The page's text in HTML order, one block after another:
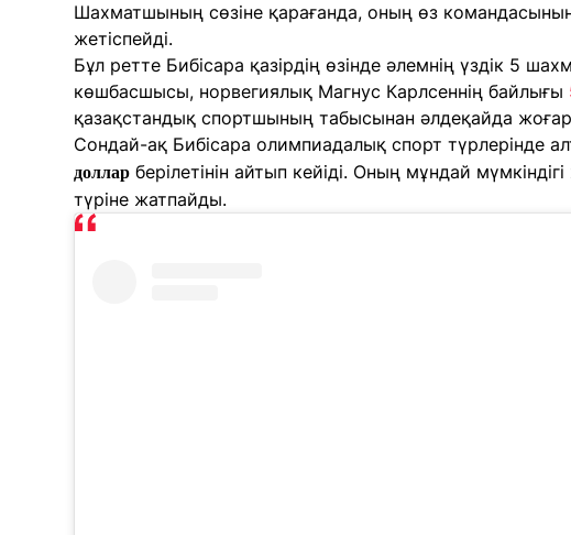
Шахматшының сөзіне қарағанда, оның өз
жетіспейді.
Бұл ретте Бибісара қазірдің өзінде әлемнің үздік 5
көшбасшысы, норвегиялық Магнус Карлсеннің байлығы
қазақстандық спортшының табысынан әлдеқайда
Сондай-ақ Бибісара олимпиадалық спорт түрлерінде
доллар берілетінін айтып кейіді. Оның мұндай
түріне жатпайды.